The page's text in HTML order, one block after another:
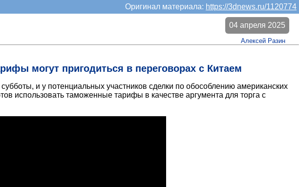
Оригинал материала: https://3dnews.ru/1120774
могут пригодиться в переговорах с Китаем
04 апреля 2025
Алексей Разин
и у потенциальных участников сделки по обособлению американских
использовать таможенные тарифы в качестве аргумента для торга с